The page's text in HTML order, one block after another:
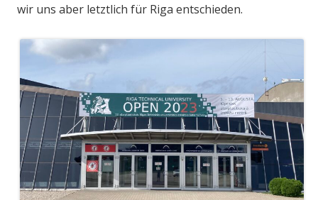
wir uns aber letztlich für Riga entschieden.